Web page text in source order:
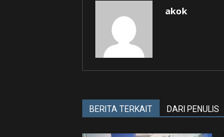
akok
BERITA TERKAIT DARI PENULIS